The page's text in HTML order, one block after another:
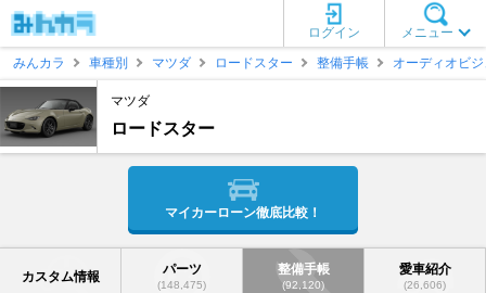
メニュー
ログイン
みんカラ
車種別 マツダ ロードスター 整備手帳 オーディオビ
マツダ
ロードスター
マイカーローン徹底比較！
カスタム情報 パーツ
(148,475)
整備手帳
(92,120)
愛車紹介
(26,606)